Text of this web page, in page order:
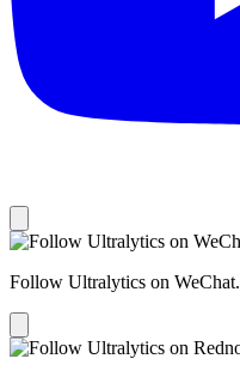
Follow Ultralytics on WeChat.